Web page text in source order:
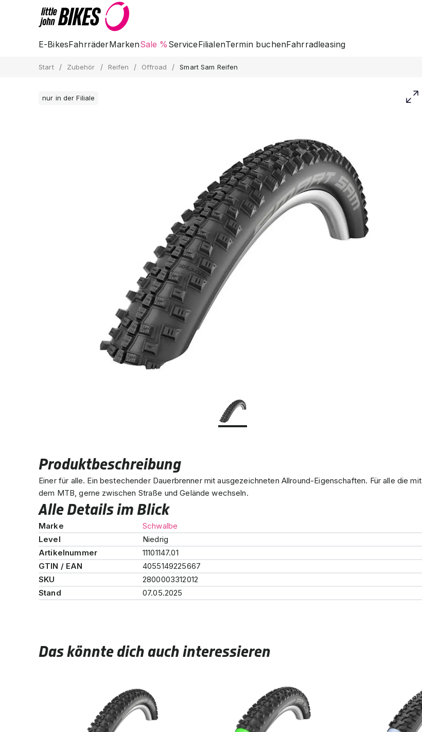
E-BikesFahrräderMarkenSale % ServiceFilialenTermin buchenFahrradleasing
Start / Zubehör / Reifen / Offroad / Smart Sam Reifen
nur in der Filiale
Produktbeschreibung
Einer für alle. Ein bestechender Dauerbrenner mit ausgezeichneten Allround-Eigenschaften. Für alle die mit
dem MTB, gerne zwischen Straße und Gelände wechseln.
Alle Details im Blick
Marke
Schwalbe
Level
Niedrig
Artikelnummer
11101147.01
GTIN / EAN
4055149225667
SKU
2800003312012
Stand
07.05.2025
Das könnte dich auch interessieren